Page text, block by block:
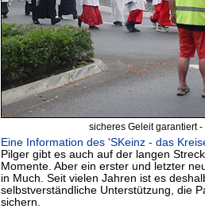
sicheres Geleit garantiert -
Eine Information des 'SKeinz - das
Pilger gibt es auch auf der langen
Momente. Aber ein erster und letzter
in Much. Seit vielen Jahren ist es
selbstverständliche Unterstützung, die
sichern.